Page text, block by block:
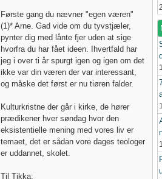
Første gang du nævner "egen væren"
(1)* Arne. Gad vide om du tyvstjæler,
pynter dig med lånte fjer uden at sige
hvorfra du har fået ideen. Ihvertfald har
jeg i over ti år spurgt igen og igen om det
ikke var din væren der var interessant,
og måske det først er nu tiøren falder.
Kulturkristne der går i kirke, de hører
prædikener hver søndag hvor den
eksistentielle mening med vores liv er
temaet, det er sådan vore dages teologer
er uddannet, skolet.
Til Tikka: